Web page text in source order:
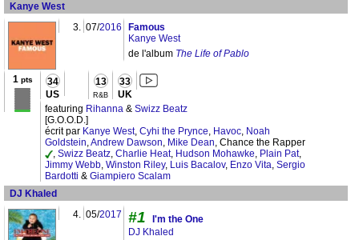
Kanye West
3. 07/2016
Famous
Kanye West
de l'album The Life of Pablo
1 pts 34
US
13
R&B
33
UK
featuring Rihanna & Swizz Beatz
[G.O.O.D.]
écrit par Kanye West, Cyhi the Prynce, Havoc, Noah
Goldstein,Andrew Dawson, Mike Dean, Chance the Rapper
, Swizz Beatz, Charlie Heat, Hudson Mohawke, Plain Pat,
Jimmy Webb, Winston Riley, Luis Bacalov, Enzo Vita, Sergio
Bardotti & Giampiero Scalam
DJ Khaled
4. 05/2017 #1
I'm the One
DJ Khaled